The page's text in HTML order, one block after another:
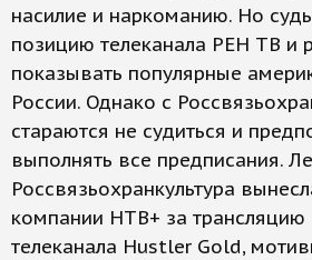
насилие и наркоманию. Но
позицию телеканала РЕН ТВ и
показывать популярные
России. Однако с
стараются не судиться и
выполнять все предписания.
Россвязьохранкультура
компании НТВ+ за трансляцию
телеканала Hustler Gold,